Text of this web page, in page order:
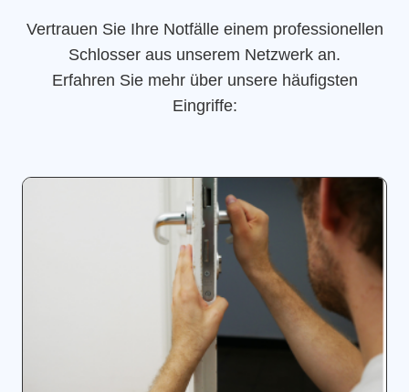
Vertrauen Sie Ihre Notfälle einem professionellen
Schlosser aus unserem Netzwerk an.
Erfahren Sie mehr über unsere häufigsten
Eingriffe: